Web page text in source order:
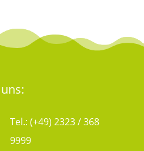
Tel.: (+49) 2323 / 368
9999